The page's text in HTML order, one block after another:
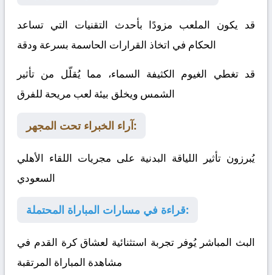
قد يكون الملعب مزودًا بأحدث التقنيات التي تساعد
الحكام في اتخاذ القرارات الحاسمة بسرعة ودقة
قد تغطي الغيوم الكثيفة السماء، مما يُقلّل من تأثير
الشمس ويخلق بيئة لعب مريحة للفرق
آراء الخبراء تحت المجهر:
يُبرزون تأثير اللياقة البدنية على مجريات اللقاء الأهلي
السعودي
قراءة في مسارات المباراة المحتملة:
البث المباشر يُوفر تجربة استثنائية لعشاق كرة القدم في
مشاهدة المباراة المرتقبة